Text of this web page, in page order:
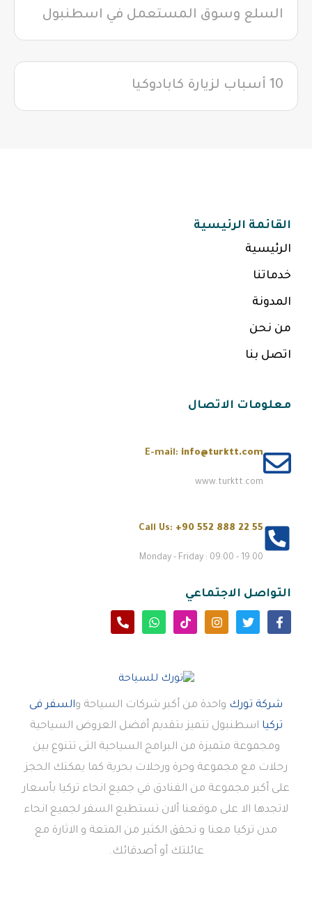
السلع وسوق المستعمل في اسطنبول
10 أسباب لزيارة كابادوكيا
القائمة الرئيسية
الرئيسية
خدماتنا
المدونة
من نحن
اتصل بنا
معلومات الاتصال
E-mail: info@turktt.com
www.turktt.com
Call Us: +90 552 888 22 55
Monday - Friday : 09:00 - 19:00
التواصل الاجتماعي
شركة تورك واحدة من أكبر شركات السياحة والسفر فى
تركيا اسطنبول تتميز بتقديم أفضل العروض السياحية
ومجموعة متميزة من البرامج السياحية التى تتنوع بين
رحلات مع مجموعة وحرة ورحلات بحرية كما يمكنك الحجز
على أكبر مجموعة من الفنادق في جميع انحاء تركيا بأسعار
لاتجدها الا على موقعنا ألان تستطيع السفر لجميع انحاء
مدن تركيا معنا و تحقق الكثير من المتعة و الاثارة مع
عائلتك أو أصدقائك.